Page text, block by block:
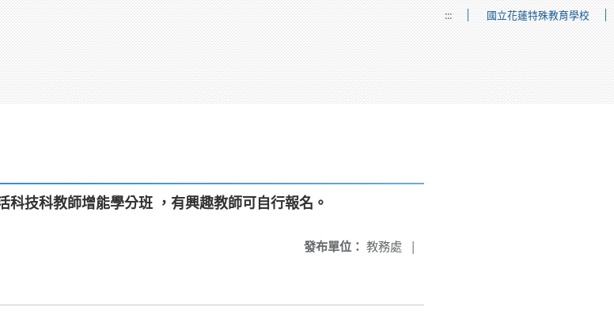
::: 國立花蓮特殊教育學校
技科教師增能學分班 ，有興趣教師可自行報名。
發布單位： 教務處 |